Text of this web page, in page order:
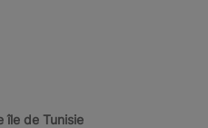
île de Tunisie